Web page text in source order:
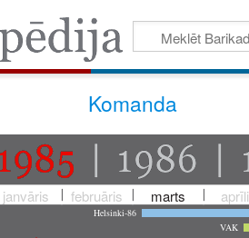
Komanda
janvāris februāris marts
Helsinki-86
VAK